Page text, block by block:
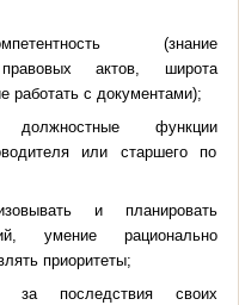
(знание
актов, широта
работать с документами);
должностные функции
или старшего по
и планировать
умение рационально
приоритеты;
за последствия своих